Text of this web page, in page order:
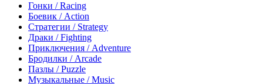
Гонки / Racing
Боевик / Action
Стратегии / Strategy
Драки / Fighting
Приключения / Adventure
Бродилки / Arcade
Пазлы / Puzzle
Музыкальные / Music